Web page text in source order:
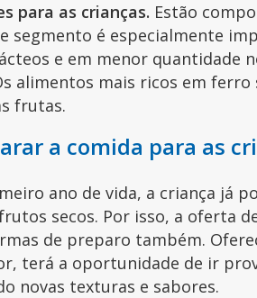
para as crianças. Estão
segmento é especialmente
e em menor quantidade
alimentos mais ricos em ferro
frutas.
a comida para as
ano de vida, a criança já
secos. Por isso, a oferta
de preparo também.
terá a oportunidade de ir
novas texturas e sabores.